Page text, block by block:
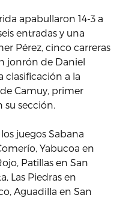
apabullaron 14-3 a
entradas y una
Pérez, cinco carreras
jonrón de Daniel
clasificación a la
Camuy, primer
su sección.
juegos Sabana
Yabucoa en
Patillas en San
Las Piedras en
Aguadilla en San